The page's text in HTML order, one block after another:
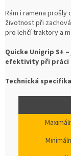
Rám i ramena
životnost při
pro lehčí traktory a
Quicke Unigrip S+
efektivity při práci
Technická